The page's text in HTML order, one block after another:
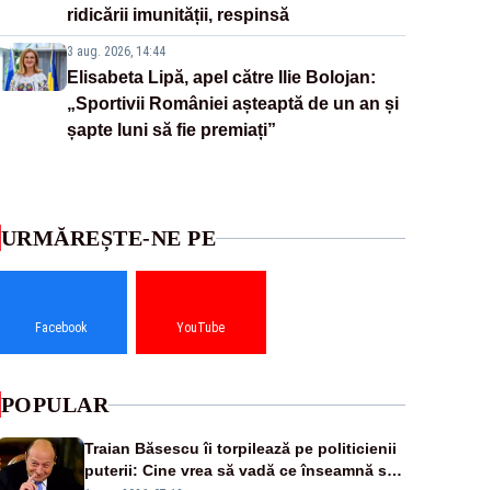
ridicării imunității, respinsă
3 aug. 2026, 14:44
Elisabeta Lipă, apel către Ilie Bolojan:
„Sportivii României așteaptă de un an și
șapte luni să fie premiați”
URMĂREȘTE-NE PE
Facebook YouTube
POPULAR
Traian Băsescu îi torpilează pe politicienii
puterii: Cine vrea să vadă ce înseamnă să